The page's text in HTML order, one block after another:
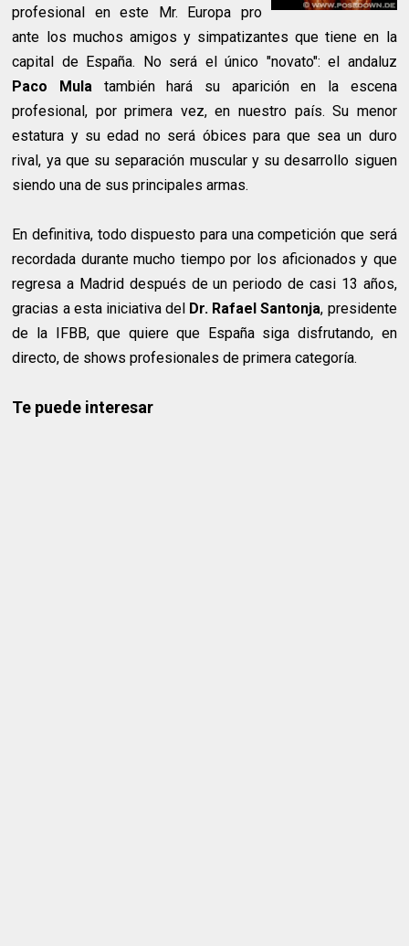
profesional en este Mr. Europa pro
ante los muchos amigos y simpatizantes que tiene en la
capital de España. No será el único "novato": el andaluz
Paco Mula también hará su aparición en la escena
profesional, por primera vez, en nuestro país. Su menor
estatura y su edad no será óbices para que sea un duro
rival, ya que su separación muscular y su desarrollo siguen
siendo una de sus principales armas.
En definitiva, todo dispuesto para una competición que será
recordada durante mucho tiempo por los aficionados y que
regresa a Madrid después de un periodo de casi 13 años,
gracias a esta iniciativa del Dr. Rafael Santonja, presidente
de la IFBB, que quiere que España siga disfrutando, en
directo, de shows profesionales de primera categoría.
Te puede interesar